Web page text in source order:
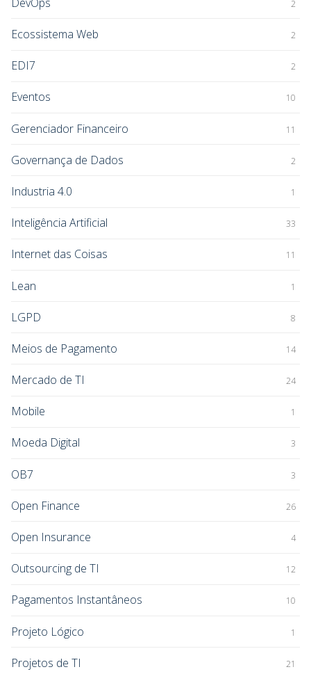
2
Ecossistema Web 2
EDI7 2
Eventos 10
Gerenciador Financeiro 11
Governança de Dados 2
Industria 4.0 1
Inteligência Artificial 33
Internet das Coisas 11
Lean 1
LGPD 8
Meios de Pagamento 14
Mercado de TI 24
Mobile 1
Moeda Digital 3
OB7 3
Open Finance 26
Open Insurance 4
Outsourcing de TI 12
Pagamentos Instantâneos 10
Projeto Lógico 1
Projetos de TI 21